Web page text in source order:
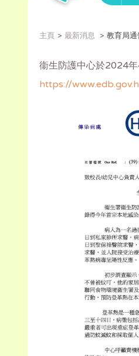
主頁 最新消息 教育局通
衞生防護中心於2024
https://